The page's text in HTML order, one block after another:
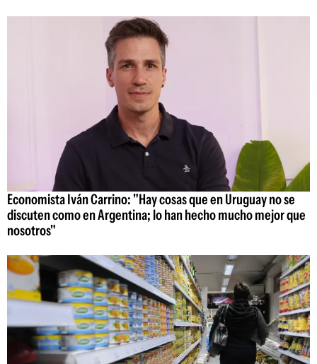
Economista Iván Carrino: "Hay cosas que en Uruguay no se
discuten como en Argentina; lo han hecho mucho mejor que
nosotros"